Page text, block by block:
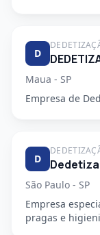
D
Maua - SP
Empresa de
D
São Paulo - SP
Empresa
pragas e